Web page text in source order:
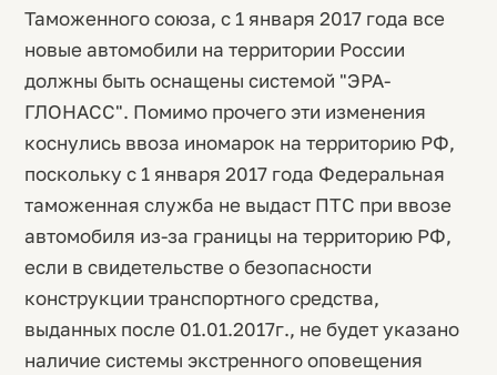
Таможенного союза, с 1 января 2017 года все
новые автомобили на территории России
должны быть оснащены системой "ЭРА-
ГЛОНАСС". Помимо прочего эти изменения
коснулись ввоза иномарок на территорию РФ,
поскольку с 1 января 2017 года Федеральная
таможенная служба не выдаст ПТС при ввозе
автомобиля из-за границы на территорию РФ,
если в свидетельстве о безопасности
конструкции транспортного средства,
выданных после 01.01.2017г., не будет указано
наличие системы экстренного оповещения